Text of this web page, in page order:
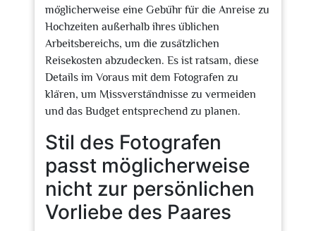
möglicherweise eine Gebühr für die Anreise zu
Hochzeiten außerhalb ihres üblichen
Arbeitsbereichs, um die zusätzlichen
Reisekosten abzudecken. Es ist ratsam, diese
Details im Voraus mit dem Fotografen zu
klären, um Missverständnisse zu vermeiden
und das Budget entsprechend zu planen.
Stil des Fotografen
passt möglicherweise
nicht zur persönlichen
Vorliebe des Paares